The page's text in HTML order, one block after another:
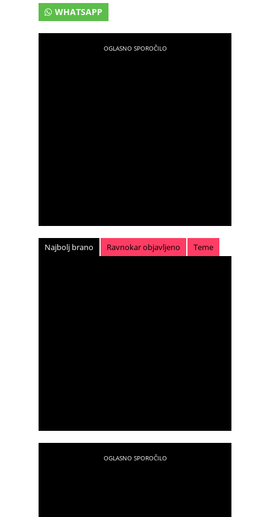
WHATSAPP
Najbolj brano Ravnokar objavljeno Teme